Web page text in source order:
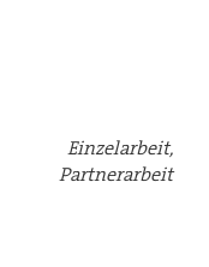
Einzelarbeit,
Partnerarbeit